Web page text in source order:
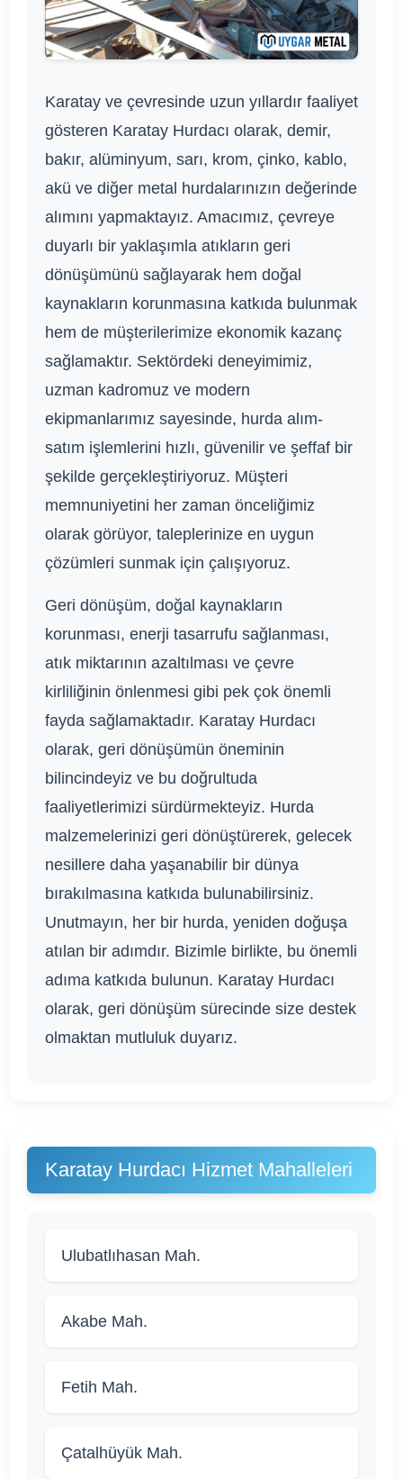
Karatay ve çevresinde uzun yıllardır faaliyet
gösteren Karatay Hurdacı olarak, demir,
bakır, alüminyum, sarı, krom, çinko, kablo,
akü ve diğer metal hurdalarınızın değerinde
alımını yapmaktayız. Amacımız, çevreye
duyarlı bir yaklaşımla atıkların geri
dönüşümünü sağlayarak hem doğal
kaynakların korunmasına katkıda bulunmak
hem de müşterilerimize ekonomik kazanç
sağlamaktır. Sektördeki deneyimimiz,
uzman kadromuz ve modern
ekipmanlarımız sayesinde, hurda alım-
satım işlemlerini hızlı, güvenilir ve şeffaf bir
şekilde gerçekleştiriyoruz. Müşteri
memnuniyetini her zaman önceliğimiz
olarak görüyor, taleplerinize en uygun
çözümleri sunmak için çalışıyoruz.
Geri dönüşüm, doğal kaynakların
korunması, enerji tasarrufu sağlanması,
atık miktarının azaltılması ve çevre
kirliliğinin önlenmesi gibi pek çok önemli
fayda sağlamaktadır. Karatay Hurdacı
olarak, geri dönüşümün öneminin
bilincindeyiz ve bu doğrultuda
faaliyetlerimizi sürdürmekteyiz. Hurda
malzemelerinizi geri dönüştürerek, gelecek
nesillere daha yaşanabilir bir dünya
bırakılmasına katkıda bulunabilirsiniz.
Unutmayın, her bir hurda, yeniden doğuşa
atılan bir adımdır. Bizimle birlikte, bu önemli
adıma katkıda bulunun. Karatay Hurdacı
olarak, geri dönüşüm sürecinde size destek
olmaktan mutluluk duyarız.
Karatay Hurdacı Hizmet Mahalleleri
Ulubatlıhasan Mah.
Akabe Mah.
Fetih Mah.
Çatalhüyük Mah.